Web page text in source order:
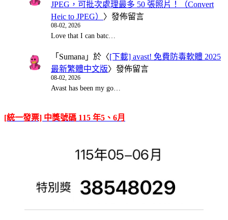
JPEG，可批次處理最多 50 張照片！（Convert
Heic to JPEG） 〉發佈留言
08-02, 2026
Love that I can batc…
「 Sumana 」於〈[下載] avast! 免費防毒軟體 2025
最新繁體中文版〉發佈留言
08-02, 2026
Avast has been my go…
[統一發票] 中獎號碼 115 年5、6月